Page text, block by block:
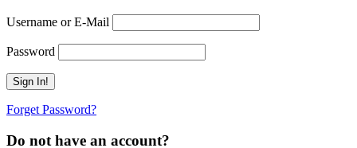
Username or E-Mail
Password
Forget Password?
Do not have an account?